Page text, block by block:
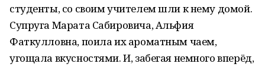
студенты, со своим учителем шли к нему домой.
Супруга Марата Сабировича, Альфия
Фаткулловна, поила их ароматным чаем,
угощала вкусностями. И, забегая немного вперёд,